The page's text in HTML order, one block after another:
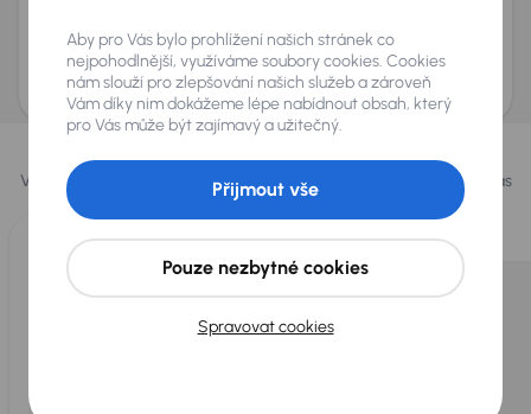
AURES Holdings a.s., se sídlem Dopraváků 874/15, Čimice, 184 00 Praha 8 bude
uchovávat a zpracovávat vaše osobní údaje v souladu se zásadami ochrany a
zpracováníosobních údajů.
Vybrali jsme pro vás
Vybíráme pro vás ty nejlepší vozy
z naší nabídky. Každý den pro vás
vykoupíme až 400 vozů
Aby pro Vás bylo prohlížení našich stránek co
nejpohodlnější, využíváme soubory cookies. Cookies
nám slouží pro zlepšování našich služeb a zároveň
Vám díky nim dokážeme lépe nabídnout obsah, který
pro Vás může být zajímavý a užitečný.
Spravovat cookies
Pouze nezbytné cookies
Přijmout vše